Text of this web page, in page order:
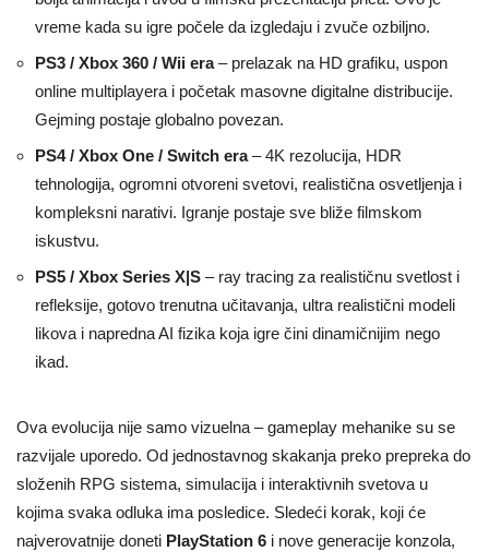
vreme kada su igre počele da izgledaju i zvuče ozbiljno.
PS3 / Xbox 360 / Wii era– prelazak na HD grafiku, uspon
online multiplayera i početak masovne digitalne distribucije.
Gejming postaje globalno povezan.
PS4 / Xbox One / Switch era– 4K rezolucija, HDR
tehnologija, ogromni otvoreni svetovi, realistična osvetljenja i
kompleksni narativi. Igranje postaje sve bliže filmskom
iskustvu.
PS5 / Xbox Series X|S – ray tracing za realističnu svetlost i
refleksije, gotovo trenutna učitavanja, ultra realistični modeli
likova i napredna AI fizika koja igre čini dinamičnijim nego
ikad.
Ova evolucija nije samo vizuelna – gameplay mehanike su se
razvijale uporedo. Od jednostavnog skakanja preko prepreka do
složenih RPG sistema, simulacija i interaktivnih svetova u
kojima svaka odluka ima posledice. Sledeći korak, koji će
najverovatnije doneti PlayStation 6 i nove generacije konzola,